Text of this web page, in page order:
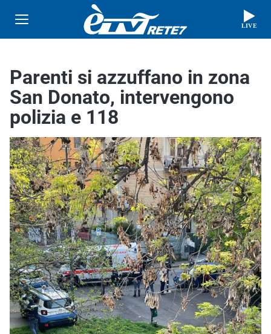
LIVE
Parenti si azzuffano in zona
San Donato, intervengono
polizia e 118